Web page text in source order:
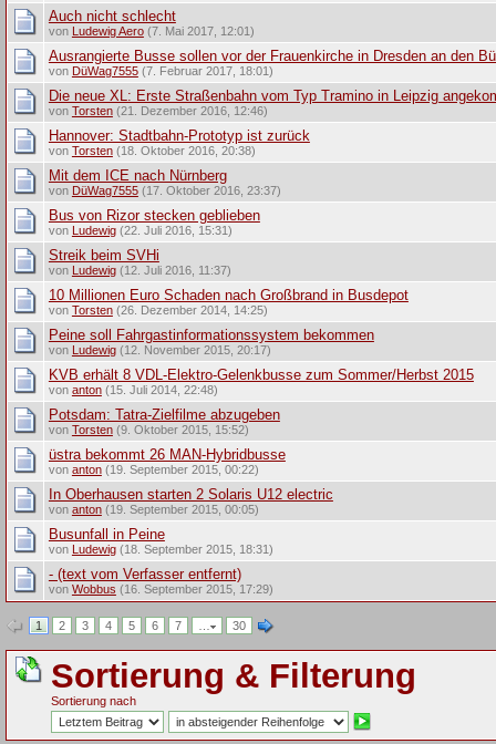
Auch nicht schlecht
von Ludewig Aero(7. Mai 2017, 12:01)
Ausrangierte Busse sollen vor der Frauenkirche in Dresden an den
von DüWag7555(7. Februar 2017, 18:01)
Die neue XL: Erste Straßenbahn vom Typ Tramino in Leipzig
von Torsten(21. Dezember 2016, 12:46)
Hannover: Stadtbahn-Prototyp ist zurück
von Torsten(18. Oktober 2016, 20:38)
Mit dem ICE nach Nürnberg
von DüWag7555(17. Oktober 2016, 23:37)
Bus von Rizor stecken geblieben
von Ludewig(22. Juli 2016, 15:31)
Streik beim SVHi
von Ludewig(12. Juli 2016, 11:37)
10 Millionen Euro Schaden nach Großbrand in Busdepot
von Torsten(26. Dezember 2014, 14:25)
Peine soll Fahrgastinformationssystem bekommen
von Ludewig(12. November 2015, 20:17)
KVB erhält 8 VDL-Elektro-Gelenkbusse zum Sommer/Herbst 2015
von anton(15. Juli 2014, 22:48)
Potsdam: Tatra-Zielfilme abzugeben
von Torsten(9. Oktober 2015, 15:52)
üstra bekommt 26 MAN-Hybridbusse
von anton(19. September 2015, 00:22)
In Oberhausen starten 2 Solaris U12 electric
von anton(19. September 2015, 00:05)
Busunfall in Peine
von Ludewig(18. September 2015, 18:31)
- (text vom Verfasser entfernt)
von Wobbus (16. September 2015, 17:29)
1 2 3 4 5 6 7 30
Sortierung & Filterung
Sortierung nach